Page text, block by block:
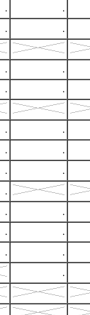
. .
. .
. .
. .
. .
. .
. .
.
. .
. .
. .
.